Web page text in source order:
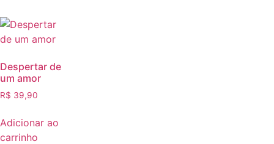
Despertar de
um amor
R$ 39,90
Adicionar ao
carrinho